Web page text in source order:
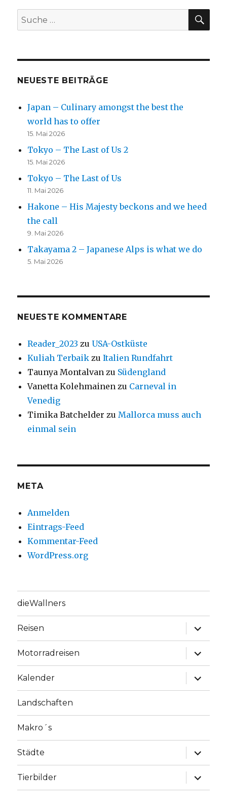
Suche
nach:
NEUESTE BEITRÄGE
Japan – Culinary amongst the best the
world has to offer
15. Mai 2026
Tokyo – The Last of Us 2
15. Mai 2026
Tokyo – The Last of Us
11. Mai 2026
Hakone – His Majesty beckons and we heed
the call
9. Mai 2026
Takayama 2 – Japanese Alps is what we do
5. Mai 2026
NEUESTE KOMMENTARE
Reader_2023 zuUSA-Ostküste
Kuliah Terbaik zuItalien Rundfahrt
Taunya Montalvan zu Südengland
Vanetta Kolehmainen zu Carneval in
Venedig
Timika Batchelder zu Mallorca muss auch
einmal sein
META
Anmelden
Eintrags-Feed
Kommentar-Feed
WordPress.org
dieWallners
Reisen
Motorradreisen
Kalender
Landschaften
Makro´s
Städte
Tierbilder